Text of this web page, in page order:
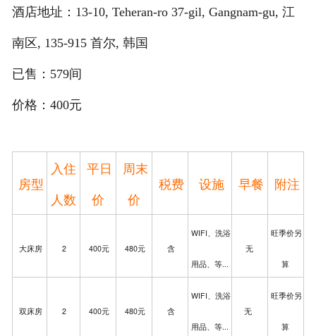
酒店地址：13-10, Teheran-ro 37-gil, Gangnam-gu, 江
南区, 135-915 首尔, 韩国
已售：579间
价格：400元
房型
入住
人数
平日
价
周末
价
税费 设施 早餐 附注
大床房 2 400元 480元 含
WIFI、洗浴
用品、等...
无
旺季价另
算
双床房 2 400元 480元 含
WIFI、洗浴
用品、等...
无
旺季价另
算